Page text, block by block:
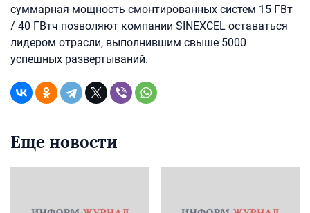
суммарная мощность смонтированных систем 15 ГВт
/ 40 ГВтч позволяют компании SINEXCEL оставаться
лидером отрасли, выполнившим свыше 5000
успешных развертываний.
Еще новости